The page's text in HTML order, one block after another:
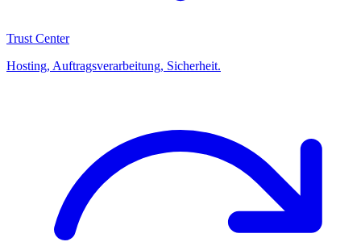
Trust Center
Hosting, Auftragsverarbeitung, Sicherheit.